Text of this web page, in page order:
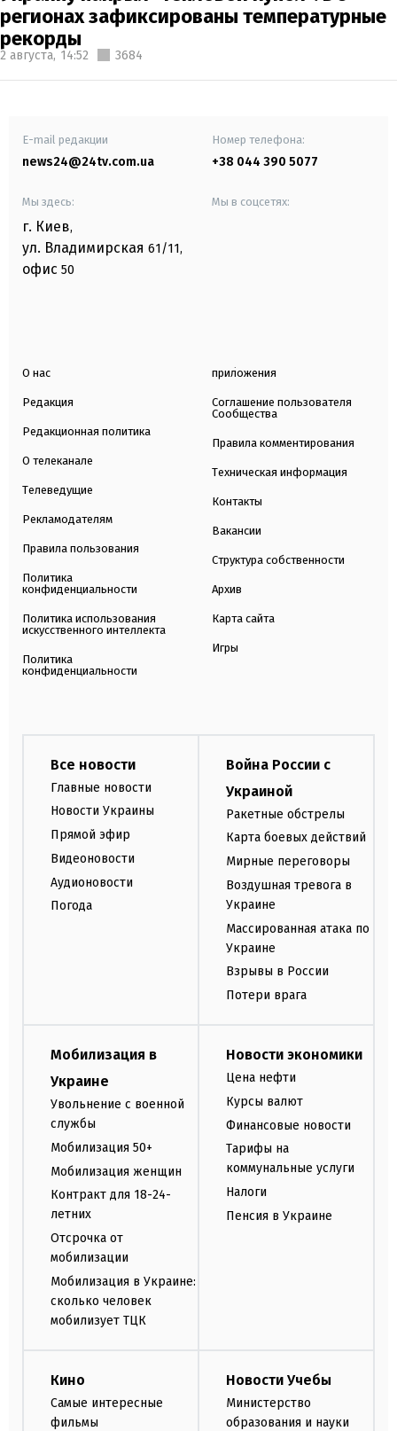
регионах зафиксированы температурные
рекорды
2 августа, 14:52 3684
E-mail редакции
news24@24tv.com.ua
Номер телефона:
+38 044 390 5077
Мы здесь:
г. Киев,
ул. Владимирская 61/11,
офис 50
Мы в соцсетях:
О нас
Редакция
Редакционная политика
О телеканале
Телеведущие
Рекламодателям
Правила пользования
Политика
конфиденциальности
Политика использования
искусственного интеллекта
Политика
конфиденциальности
приложения
Соглашение пользователя
Сообщества
Правила комментирования
Техническая информация
Контакты
Вакансии
Структура собственности
Архив
Карта сайта
Игры
Все новости
Главные новости
Новости Украины
Прямой эфир
Видеоновости
Аудионовости
Погода
Война России с
Украиной
Ракетные обстрелы
Карта боевых действий
Мирные переговоры
Воздушная тревога в
Украине
Массированная атака по
Украине
Взрывы в России
Потери врага
Мобилизация в
Украине
Увольнение с военной
службы
Мобилизация 50+
Мобилизация женщин
Контракт для 18-24-
летних
Отсрочка от
мобилизации
Мобилизация в Украине:
сколько человек
мобилизует ТЦК
Новости экономики
Цена нефти
Курсы валют
Финансовые новости
Тарифы на
коммунальные услуги
Налоги
Пенсия в Украине
Кино
Самые интересные
фильмы
Новости Учебы
Министерство
образования и науки